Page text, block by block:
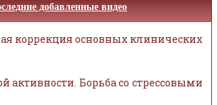
добавленные видео
коррекция основных клинических
активности. Борьба со стрессовыми